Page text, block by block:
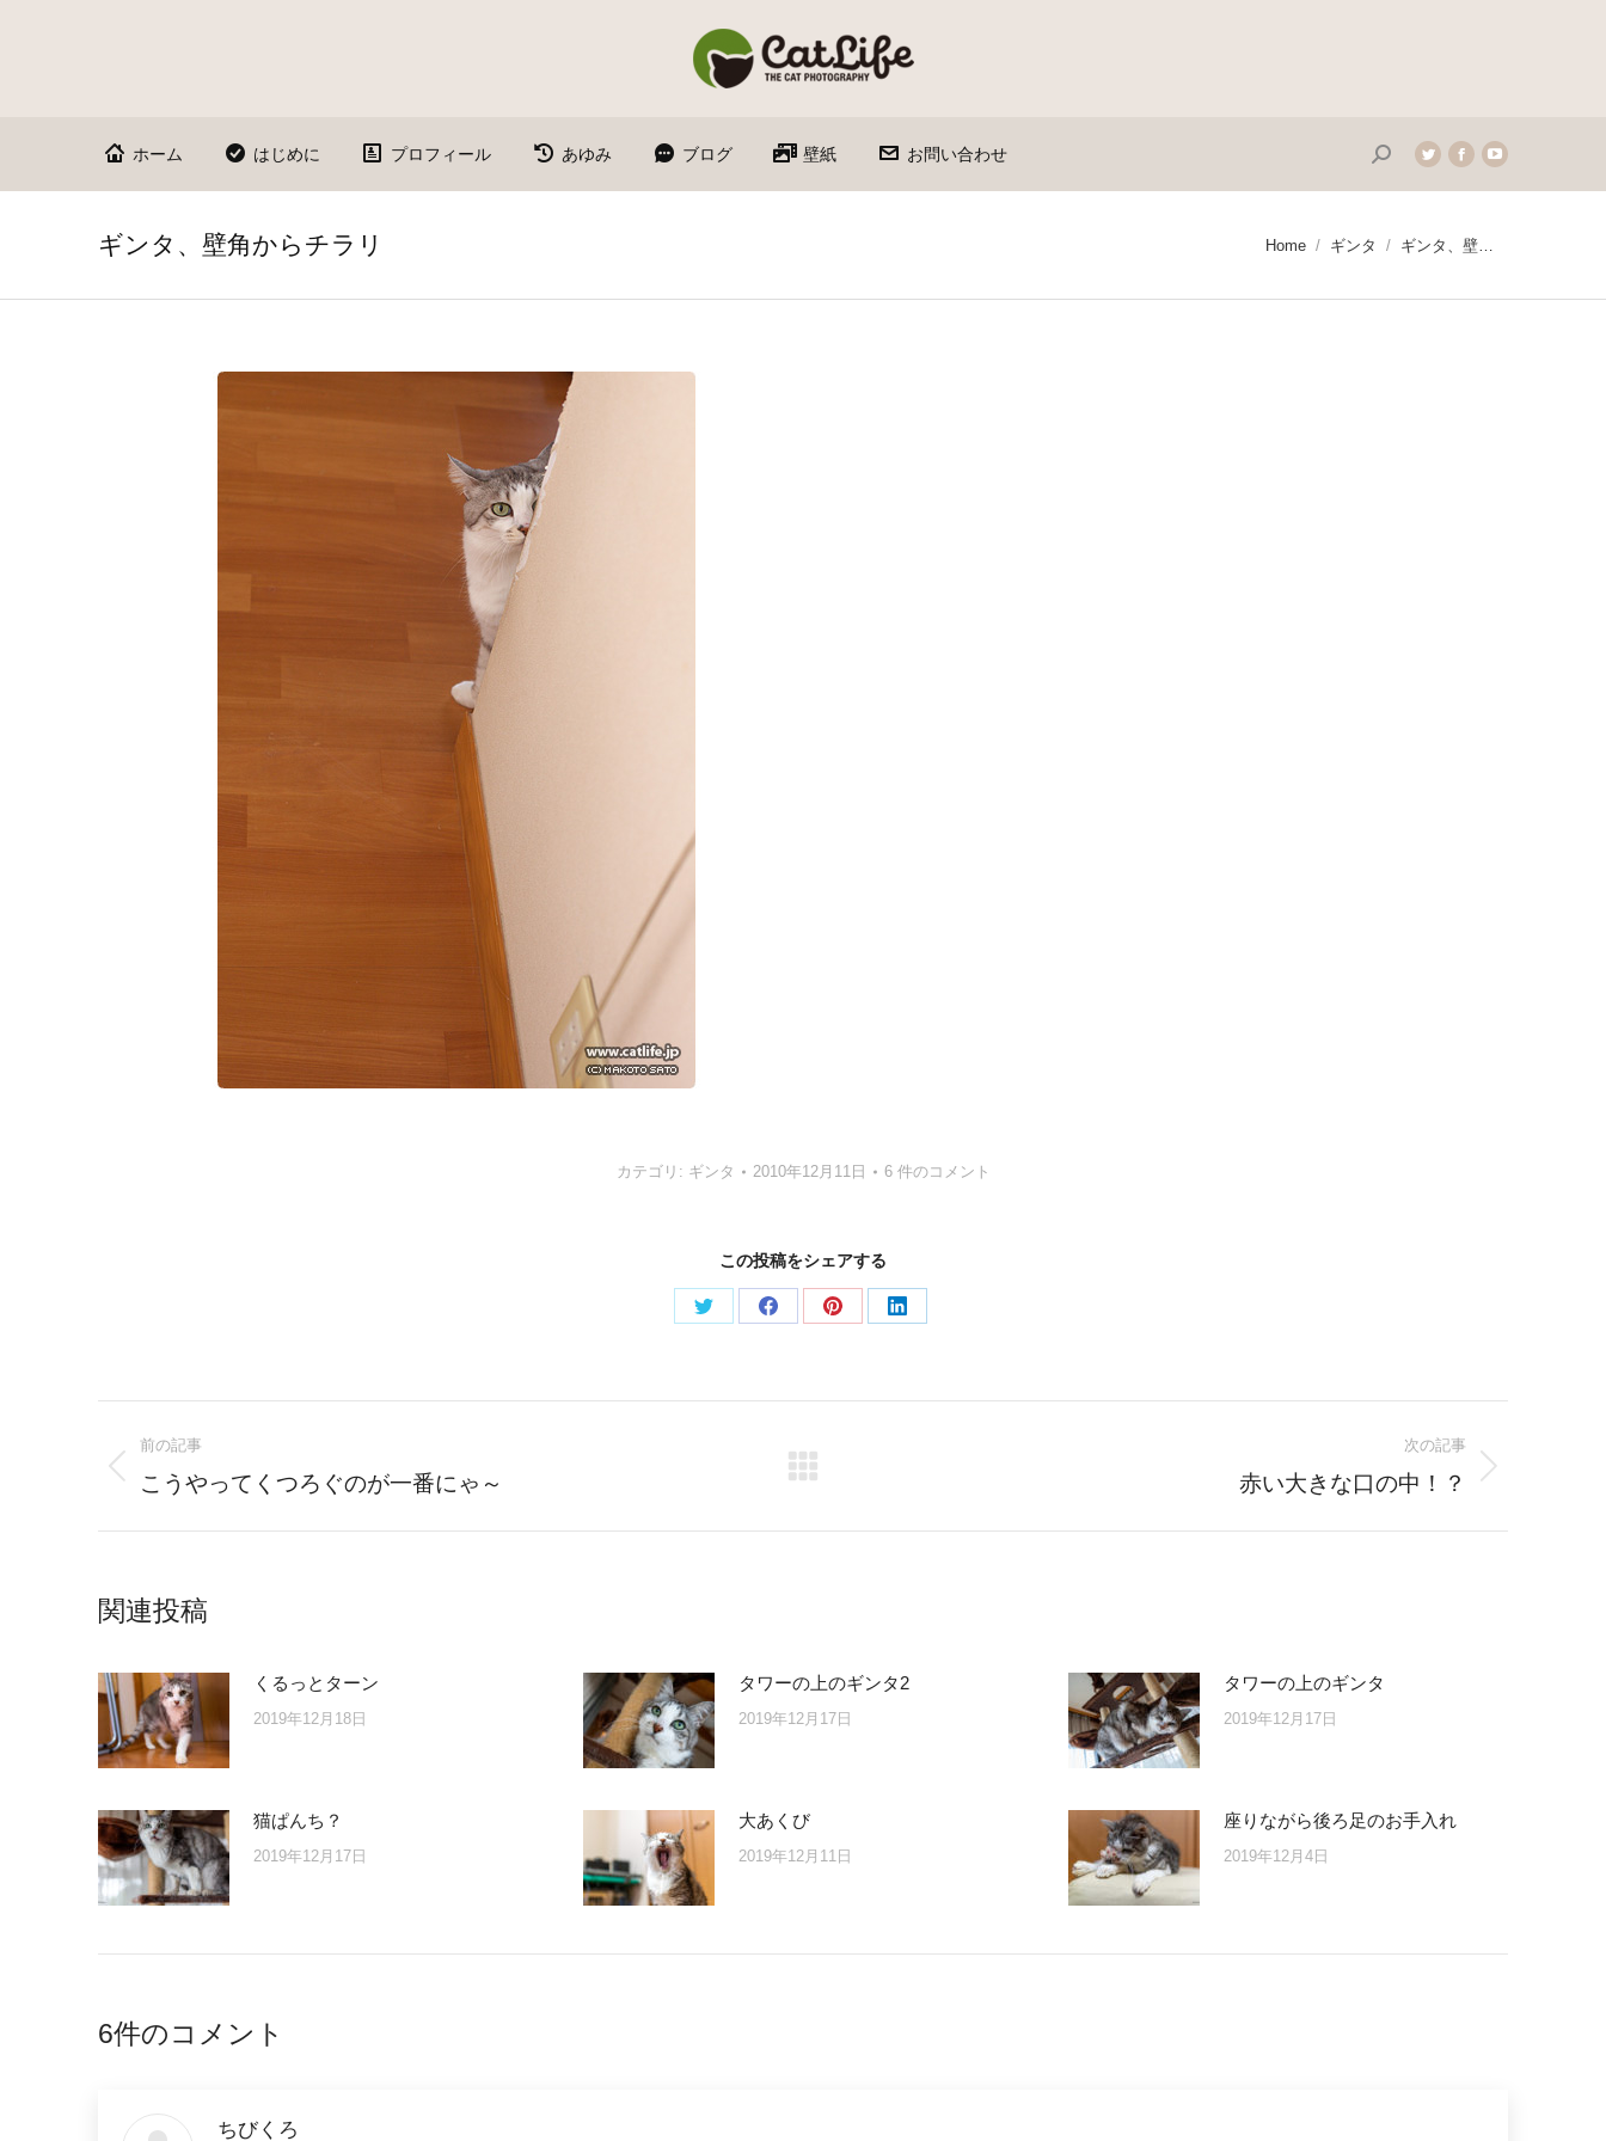
ホーム はじめに プロフィール あゆみ ブログ 壁紙 お問い合わせ Search:Twitter
page
in
window
Facebook
page
in
window
YouTube
page
window
ギンタ、壁角からチラリ You are here:
Home ギンタ ギンタ、壁…
カテゴリ: ギンタ 2010年12月11日 6 件のコメント
この投稿をシェアする
Share
Share
Share
Share
navigation
前の記事
Previous
こうやってくつろぐのが一番にゃ～
次の記事
赤い大きな口の中！？
関連投稿
くるっとターン
2019年12月18日
タワーの上のギンタ2
2019年12月17日
タワーの上のギンタ
2019年12月17日
猫ぱんち？
2019年12月17日
大あくび
2019年12月11日
座りながら後ろ足のお手入れ
2019年12月4日
6件のコメント
ちびくろ